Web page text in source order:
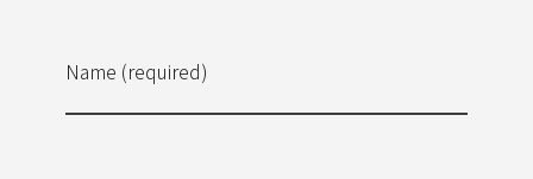
Name (required)